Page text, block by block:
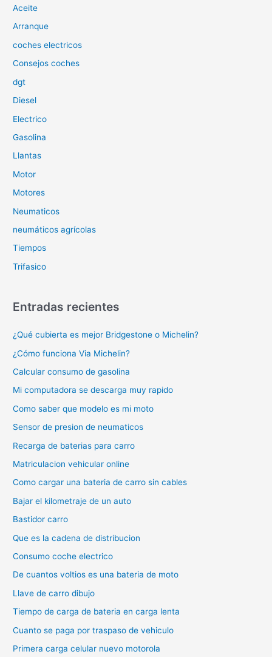
r
p
o
Aceite
Arranque
coches electricos
Consejos coches
dgt
Diesel
Electrico
Gasolina
Llantas
Motor
Motores
Neumaticos
neumáticos agrícolas
Tiempos
Trifasico
Entradas recientes
¿Qué cubierta es mejor Bridgestone o Michelin?
¿Cómo funciona Via Michelin?
Calcular consumo de gasolina
Mi computadora se descarga muy rapido
Como saber que modelo es mi moto
Sensor de presion de neumaticos
Recarga de baterias para carro
Matriculacion vehicular online
Como cargar una bateria de carro sin cables
Bajar el kilometraje de un auto
Bastidor carro
Que es la cadena de distribucion
Consumo coche electrico
De cuantos voltios es una bateria de moto
Llave de carro dibujo
Tiempo de carga de bateria en carga lenta
Cuanto se paga por traspaso de vehiculo
Primera carga celular nuevo motorola